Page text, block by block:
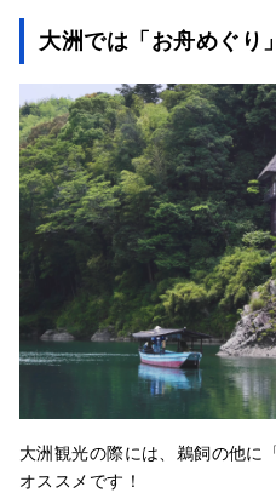
大洲では「お舟めぐり
大洲観光の際には、鵜飼の他に
オススメです！